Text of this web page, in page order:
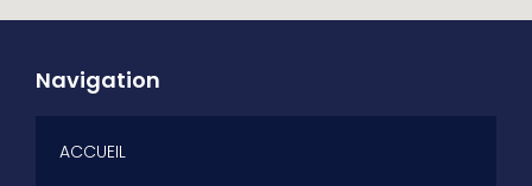
Navigation
ACCUEIL